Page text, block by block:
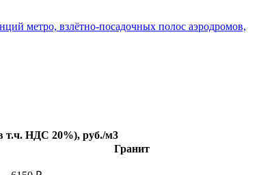
метро, взлётно-посадочных полос аэродромов,
т.ч. НДС 20%), руб./м3
Гранит